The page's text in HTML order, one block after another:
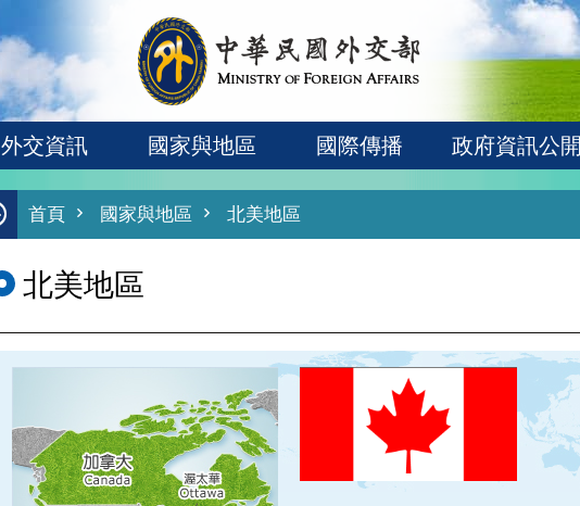
外交資訊 國家與地區 國際傳播 政府資訊公開
首頁 國家與地區 北美地區
北美地區